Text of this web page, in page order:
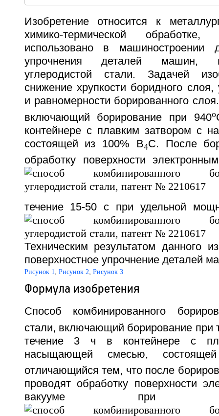
Изобретение относится к
химико-термической
использовано в машиностроении
упрочнения деталей машин,
углеродистой стали. Задачей
снижение хрупкости боридного
и равномерности борированного
включающий борирование при 940o
контейнере с плавким затвором с
состоящей из 100% В4С. После
обработку поверхности
течение 15-50 с при удельной
Техническим результатом данного
поверхностное упрочнение деталей
Рисунок 1 Рисунок 2 Рисунок 3
Формула изобретения
Способ комбинированного
стали, включающий борирование при
течение 3 ч в контейнере с
насыщающей смесью,
отличающийся тем, что после
проводят обработку поверхности
вакууме